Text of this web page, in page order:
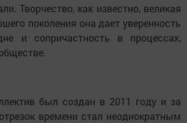
Творчество, как известно, великая
поколения она дает уверенность
и сопричастность в процессах,
был создан в 2011 году и за
времени стал неоднократным